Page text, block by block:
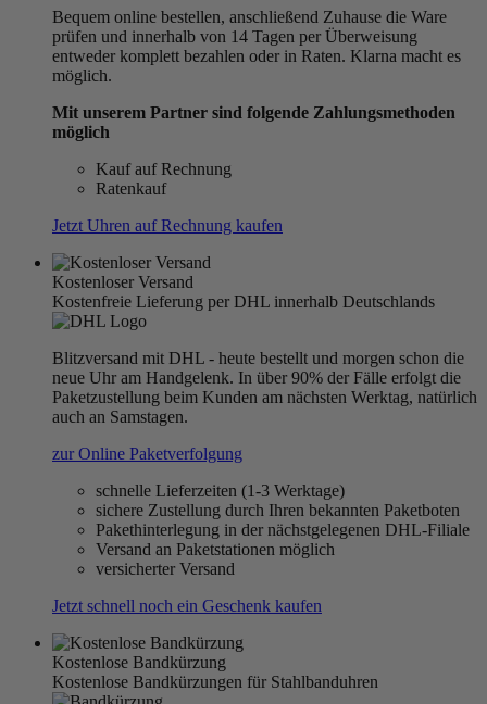
Bequem online bestellen, anschließend Zuhause die Ware
prüfen und innerhalb von 14 Tagen per Überweisung
entweder komplett bezahlen oder in Raten. Klarna macht es
möglich.
Mit unserem Partner sind folgende Zahlungsmethoden
möglich
Kauf auf Rechnung
Ratenkauf
Jetzt Uhren auf Rechnung kaufen
Kostenloser Versand
Kostenfreie Lieferung per DHL innerhalb Deutschlands
Blitzversand mit DHL - heute bestellt und morgen schon die
neue Uhr am Handgelenk. In über 90% der Fälle erfolgt die
Paketzustellung beim Kunden am nächsten Werktag, natürlich
auch an Samstagen.
zur Online Paketverfolgung
schnelle Lieferzeiten (1-3 Werktage)
sichere Zustellung durch Ihren bekannten Paketboten
Pakethinterlegung in der nächstgelegenen DHL-Filiale
Versand an Paketstationen möglich
versicherter Versand
Jetzt schnell noch ein Geschenk kaufen
Kostenlose Bandkürzung
Kostenlose Bandkürzungen für Stahlbanduhren